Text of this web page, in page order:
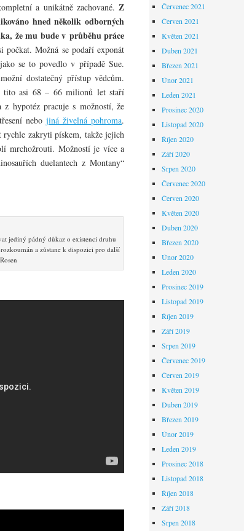
a unikátně zachované.Z
hned několik odborných
že mu bude v průběhu práce
počkat. Možná se podaří exponát
se to povedlo v případě Sue.
dostatečný přístup vědcům.
tito asi 68 – 66 milionů let staří
hypotéz pracuje s možností, že
nebojiná živelná pohroma.
zakryti pískem, takže jejich
mrchožrouti. Možností je více a
duelantech z Montany“
jediný pádný důkaz o existenci druhu
a zůstane k dispozici pro další
Červenec 2021
Červen 2021
Květen 2021
Duben 2021
Březen 2021
Únor 2021
Leden 2021
Prosinec 2020
Listopad 2020
Říjen 2020
Září 2020
Srpen 2020
Červenec 2020
Červen 2020
Květen 2020
Duben 2020
Březen 2020
Únor 2020
Leden 2020
Prosinec 2019
Listopad 2019
Říjen 2019
Září 2019
Srpen 2019
Červenec 2019
Červen 2019
Květen 2019
Duben 2019
Březen 2019
Únor 2019
Leden 2019
Prosinec 2018
Listopad 2018
Říjen 2018
Září 2018
Srpen 2018